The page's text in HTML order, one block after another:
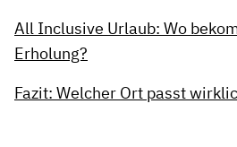
All Inclusive Urlaub: Wo
Erholung?
Fazit: Welcher Ort passt